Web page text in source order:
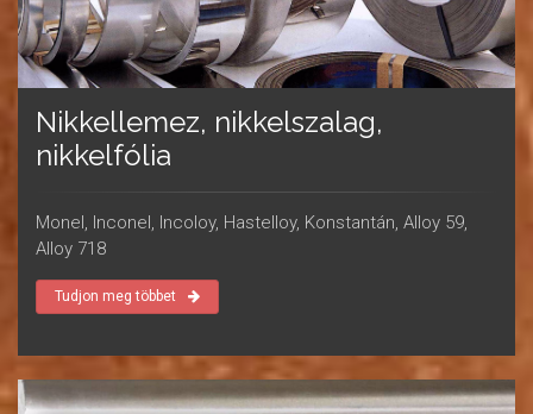
Nikkellemez, nikkelszalag,
nikkelfólia
Monel, Inconel, Incoloy, Hastelloy, Konstantán, Alloy 59,
Alloy 718
Tudjon meg többet